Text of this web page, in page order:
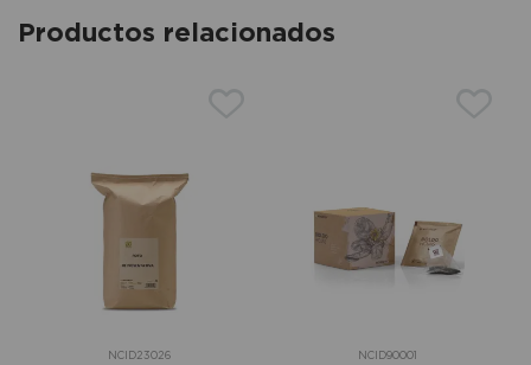
Productos relacionados
NCID23026 NCID90001